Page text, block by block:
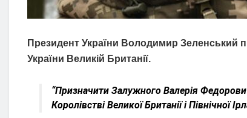
Президент України Володимир Зеленський
України Великій Британії.
“Призначити Залужного Валерія
Королівстві Великої Британії і Північної